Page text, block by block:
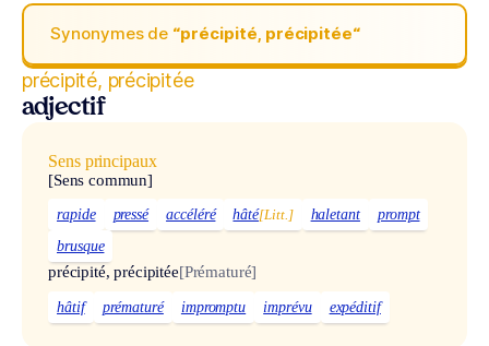
Synonymes de “précipité, précipitée“
précipité, précipitée
adjectif
Sens principaux
[Sens commun]
rapide pressé accéléré hâté[Litt.] haletant
prompt
brusque
précipité, précipitée[Prématuré]
hâtif prématuré impromptu imprévu expéditif